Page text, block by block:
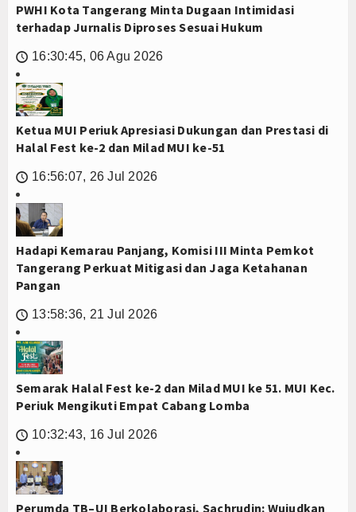
PWHI Kota Tangerang Minta Dugaan Intimidasi
terhadap Jurnalis Diproses Sesuai Hukum
🕔 16:30:45, 06 Agu 2026
Ketua MUI Periuk Apresiasi Dukungan dan Prestasi di
Halal Fest ke-2 dan Milad MUI ke-51
🕔 16:56:07, 26 Jul 2026
Hadapi Kemarau Panjang, Komisi III Minta Pemkot
Tangerang Perkuat Mitigasi dan Jaga Ketahanan
Pangan
🕔 13:58:36, 21 Jul 2026
Semarak Halal Fest ke-2 dan Milad MUI ke 51. MUI Kec.
Periuk Mengikuti Empat Cabang Lomba
🕔 10:32:43, 16 Jul 2026
Perumda TB–UI Berkolaborasi, Sachrudin: Wujudkan